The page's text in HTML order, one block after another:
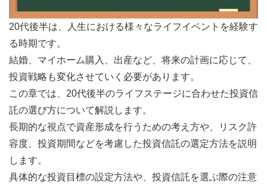
20代後半は、人生における様々なライフイベントを経験す
る時期です。
結婚、マイホーム購入、出産など、将来の計画に応じて、
投資戦略も変化させていく必要があります。
この章では、20代後半のライフステージに合わせた投資信
託の選び方について解説します。
長期的な視点で資産形成を行うための考え方や、リスク許
容度、投資期間などを考慮した投資信託の選定方法を説明
します。
具体的な投資目標の設定方法や、投資信託を選ぶ際の注意